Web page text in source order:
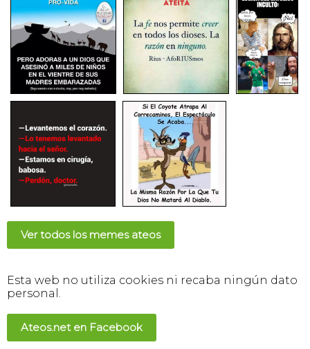
Ver todos los memes ateos
Esta web no utiliza cookies ni recaba ningún dato
personal.
Ateos.net en Facebook